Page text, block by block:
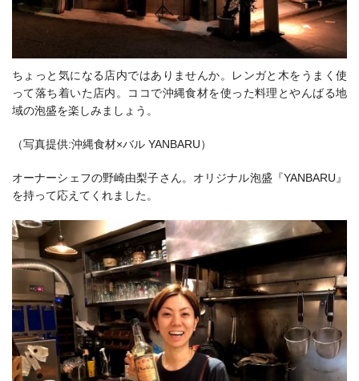
ちょっと気になる店内ではありませんか。レンガと木をうまく使
って落ち着いた店内。ココで沖縄食材を使った料理とやんばる地
域の泡盛を楽しみましょう。
（写真提供:沖縄食材×バル YANBARU）
オーナーシェフの野崎由梨子さん。オリジナル泡盛『YANBARU』
を持って応えてくれました。